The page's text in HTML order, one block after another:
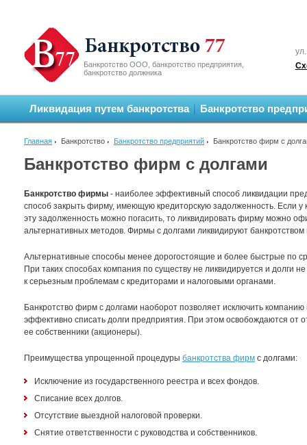
Банкротство ООО, банкротство предприятия,
банкротство должника
Ликвидация путем банкротства Банкротство
Главная Банкротство Банкротство предприятий Банкротство фирм с
Банкротство фирм с долгами
Банкротство фирмы - наиболее эффективный способ ликвидации
способ закрыть фирму, имеющую кредиторскую задолженность. Если у
эту задолженность можно погасить, то ликвидировать фирму можно
альтернативных методов. Фирмы с долгами ликвидируют
Альтернативные способы менее дорогостоящие и более быстрые по
При таких способах компания по существу не ликвидируется и долги
к серьезным проблемам с кредиторами и налоговыми органами.
Банкротство фирм с долгами наоборот позволяет исключить
эффективно списать долги предприятия. При этом освобождаются от
ее собственники (акционеры).
Преимущества упрощенной процедуры банкротства фирм с долгами:
Исключение из государственного реестра и всех фондов.
Списание всех долгов.
Отсутствие выездной налоговой проверки.
Снятие ответственности с руководства и собственников.